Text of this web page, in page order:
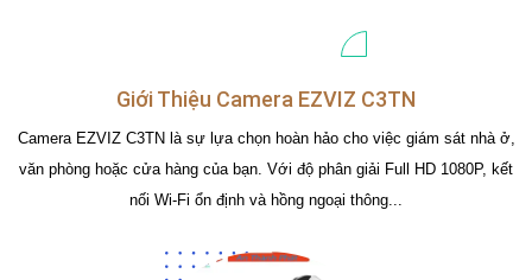
Giới Thiệu Camera EZVIZ C3TN
Camera EZVIZ C3TN là sự lựa chọn hoàn hảo cho việc giám sát nhà ở,
văn phòng hoặc cửa hàng của bạn. Với độ phân giải Full HD 1080P, kết
nối Wi-Fi ổn định và hồng ngoại thông...